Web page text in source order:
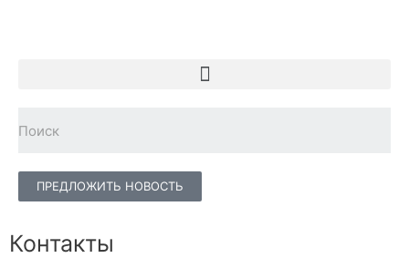
ПРЕДЛОЖИТЬ НОВОСТЬ
Контакты